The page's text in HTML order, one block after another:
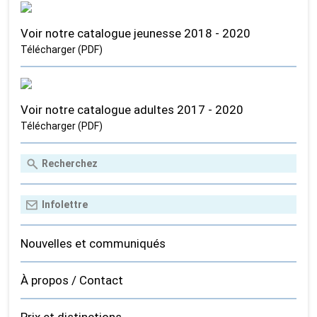
Voir notre catalogue jeunesse 2018 - 2020
Télécharger (PDF)
Voir notre catalogue adultes 2017 - 2020
Télécharger (PDF)
Nouvelles et communiqués
À propos / Contact